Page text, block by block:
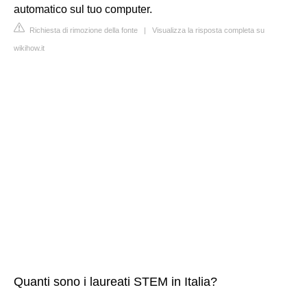
automatico sul tuo computer.
Richiesta di rimozione della fonte | Visualizza la risposta completa su
wikihow.it
Quanti sono i laureati STEM in Italia?